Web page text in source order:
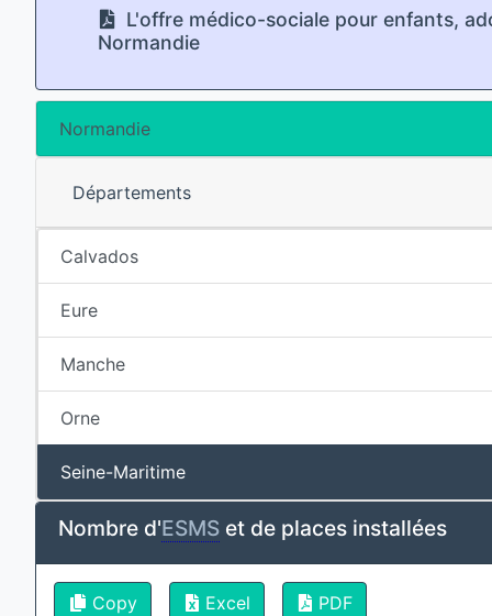
L'offre médico-sociale pour enfants,
Normandie
Normandie
Départements
Calvados
Eure
Manche
Orne
Seine-Maritime
Nombre d'ESMS et de places installées
Copy Excel PDF